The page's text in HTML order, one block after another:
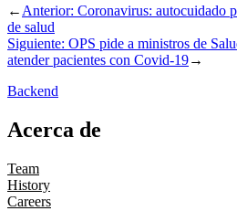
←Anterior: Coronavirus: autocuidado
de salud
Siguiente: OPS pide a ministros de
atender pacientes con Covid-19→
Backend
Acerca de
Team
History
Careers